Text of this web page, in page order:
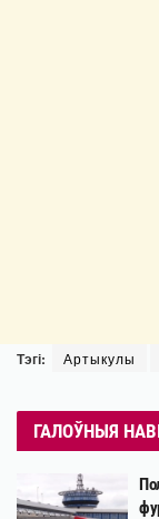
Тэгі: Артыкулы
ГАЛОЎНЫЯ